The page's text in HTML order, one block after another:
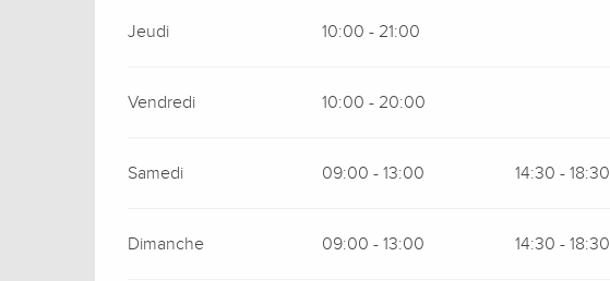
Jeudi 10:00 - 21:00
Vendredi 10:00 - 20:00
Samedi 09:00 - 13:00 14:30 - 18:30
Dimanche 09:00 - 13:00 14:30 - 18:30